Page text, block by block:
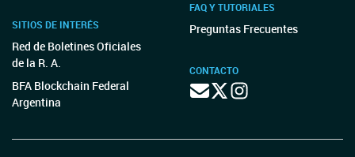
SITIOS DE INTERÉS
Red de Boletines Oficiales
de la R. A.
BFA Blockchain Federal
Argentina
FAQ Y TUTORIALES
Preguntas Frecuentes
CONTACTO